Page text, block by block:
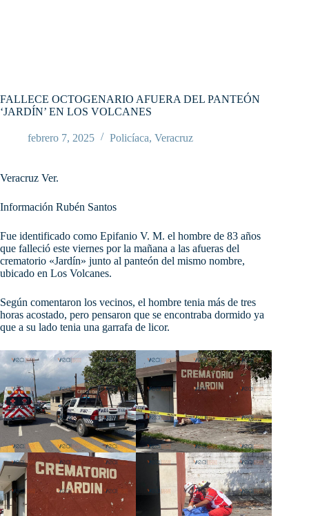
FALLECE OCTOGENARIO AFUERA DEL PANTEÓN
‘JARDÍN’ EN LOS VOLCANES
febrero 7, 2025 Policíaca, Veracruz
Veracruz Ver.
Información Rubén Santos
Fue identificado como Epifanio V. M. el hombre de 83 años
que falleció este viernes por la mañana a las afueras del
crematorio «Jardín» junto al panteón del mismo nombre,
ubicado en Los Volcanes.
Según comentaron los vecinos, el hombre tenia más de tres
horas acostado, pero pensaron que se encontraba dormido ya
que a su lado tenia una garrafa de licor.